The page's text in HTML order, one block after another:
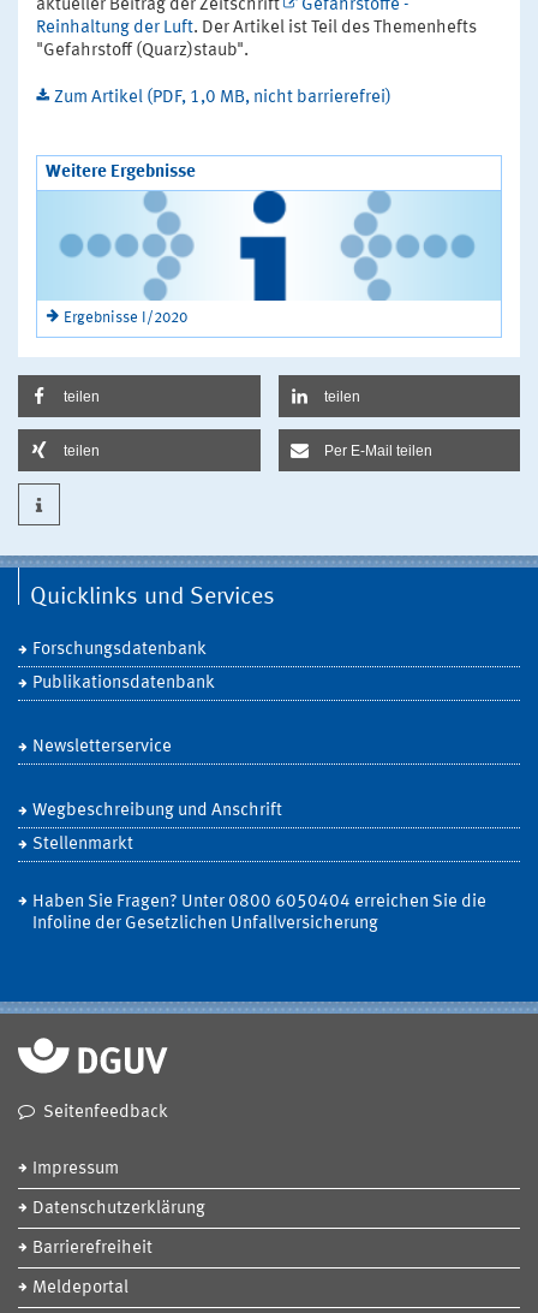
aktueller Beitrag der Zeitschrift
Gefahrstoffe -
Reinhaltung der Luft. Der Artikel ist Teil des Themenhefts
"Gefahrstoff (Quarz)staub".
Zum Artikel (PDF, 1,0 MB, nicht barrierefrei)
Weitere Ergebnisse
Ergebnisse I/2020
teilen teilen
teilen Per E-Mail teilen
Quicklinks und Services
Forschungsdatenbank
Publikationsdatenbank
Newsletterservice
Wegbeschreibung und Anschrift
Stellenmarkt
Haben Sie Fragen? Unter 0800 6050404 erreichen Sie die
Infoline der Gesetzlichen Unfallversicherung
Seitenfeedback
Impressum
Datenschutzerklärung
Barrierefreiheit
Meldeportal